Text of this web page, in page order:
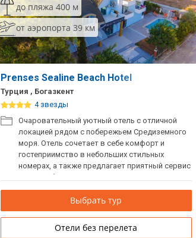
до пляжа 400 м
от аэропорта 39 км
Prenses Sealine Beach Hotel
Турция , Богазкент
4 звезды
Очаровательный уютный отель с отличной
локацией рядом с побережьем Средиземного
моря. Отель сочетает в себе комфорт и
гостеприимство в небольших стильных
номерах, а также предлагает приятный сервис
и расслабляющие процедуры.
Выбрать тур
Отели без перелета